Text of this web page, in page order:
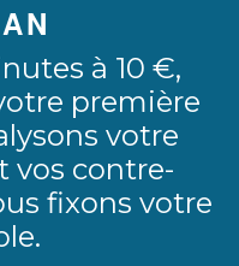
à 10 €,
première
votre
vos contre-
fixons votre